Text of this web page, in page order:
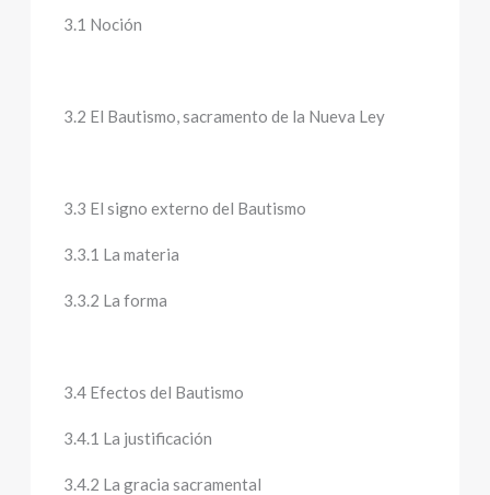
3.1 Noción
3.2 El Bautismo, sacramento de la Nueva Ley
3.3 El signo externo del Bautismo
3.3.1 La materia
3.3.2 La forma
3.4 Efectos del Bautismo
3.4.1 La justificación
3.4.2 La gracia sacramental